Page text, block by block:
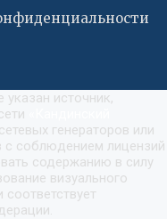
источник,
генераторов или
с соблюдением лицензий
содержанию в силу
визуального